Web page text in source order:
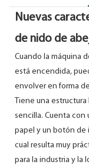
Nuevas
de nido de
Cuando la máquina
está encendida,
envolver en forma
Tiene una
sencilla. Cuenta con
papel y un botón de
cual resulta muy
para la industria y la